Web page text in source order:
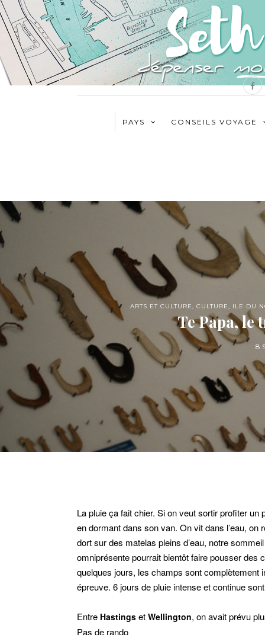
PAYS CONSEILS VOYAGE
ARTS ET CULTURE, CULTURE, ILE DU
Te Papa, le
8
La pluie ça fait chier. Si on veut sortir profiter
en dormant dans son van. On vit dans l’eau, on
dort sur des matelas pleins d’eau, notre
omniprésente pourrait bientôt faire pousser des
quelques jours, les champs sont complètement
épreuve. 6 jours de pluie intense et continue
Entre Hastings et Wellington, on avait prévu
Pas de rando